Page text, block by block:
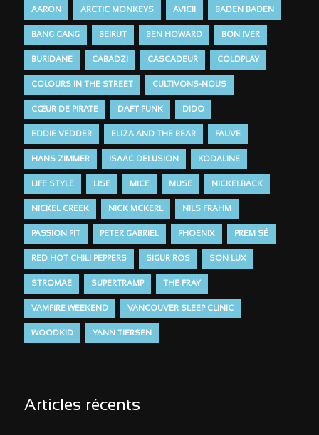
AARON ARCTIC MONKEYS AVICII BADEN BADEN
BANG GANG BEIRUT BEN HOWARD BON IVER
BURIDANE CABADZI CASCADEUR COLDPLAY
COLOURS IN THE STREET CULTIVONS-NOUS
CŒUR DE PIRATE DAFT PUNK DIDO
EDDIE VEDDER ELIZA AND THE BEAR FAUVE
HANS ZIMMER ISAAC DELUSION KODALINE
LIFE STYLE LISE MICE MUSE NICKELBACK
NICKEL CREEK NICK MCKERL NILS FRAHM
PASSION PIT PETER GABRIEL PHOENIX PREM SÉ
RED HOT CHILI PEPPERS SIGUR ROS SON LUX
STROMAE SUPERTRAMP THE FRAY
VAMPIRE WEEKEND VANCOUVER SLEEP CLINIC
WOODKID YANN TIERSEN
Articles récents